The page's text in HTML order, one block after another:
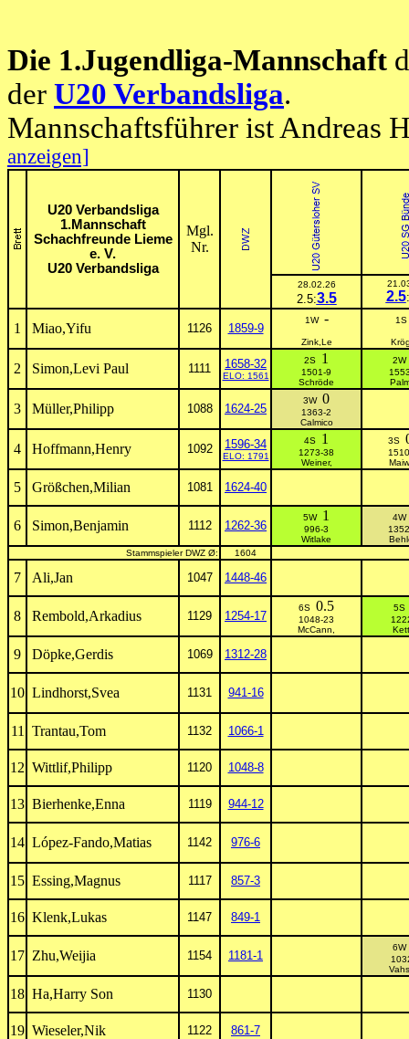
Die 1.Jugendliga-Mannschaft
der U20 Verbandsliga.
Mannschaftsführer ist Andreas
anzeigen]
U20 Verbandsliga
1.Mannschaft
Schachfreunde Lieme
e. V.
U20 Verbandsliga
Mgl.
Nr.
28.02.26
2.5:3.5 2.5
1 Miao,Yifu 1126 1859-9
1W -
Zink,Le
2 Simon,Levi Paul 1111 1658-32
ELO: 1561
2S 1
1501-9
Schröde
3 Müller,Philipp 1088 1624-25
3W 0
1363-2
Calmico
4 Hoffmann,Henry 1092 1596-34
ELO: 1791
4S 1
1273-38
Weiner,
3S
5 Größchen,Milian 1081 1624-40
6 Simon,Benjamin 1112 1262-36
5W 1
996-3
Witlake
Stammspieler DWZ Ø:
1604
7 Ali,Jan 1047 1448-46
8 Rembold,Arkadius 1129 1254-17
6S 0.5
1048-23
McCann,
9 Döpke,Gerdis 1069 1312-28
10 Lindhorst,Svea 1131 941-16
11 Trantau,Tom 1132 1066-1
12 Wittlif,Philipp 1120 1048-8
13 Bierhenke,Enna 1119 944-12
14 López-Fando,Matias 1142 976-6
15 Essing,Magnus 1117 857-3
16 Klenk,Lukas 1147 849-1
17 Zhu,Weijia 1154 1181-1
18 Ha,Harry Son 1130
19 Wieseler,Nik 1122 861-7